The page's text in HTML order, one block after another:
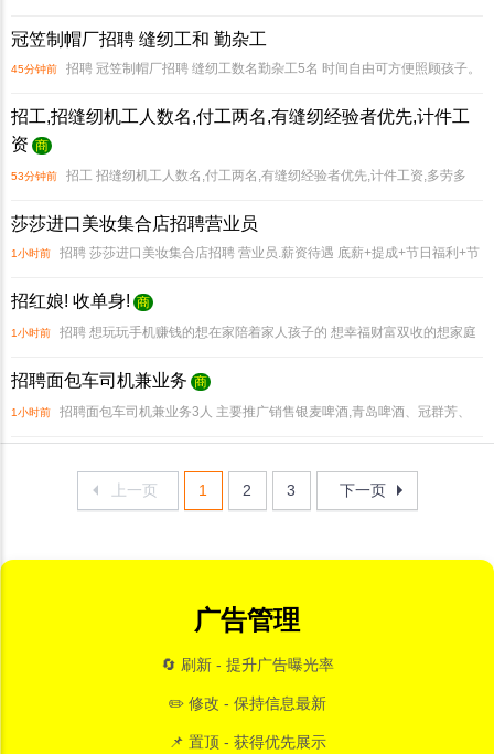
危化,早7.30到下午5点,中午
冠笠制帽厂招聘 缝纫工和 勤杂工
45分钟前 招聘 冠笠制帽厂招聘 缝纫工数名勤杂工5名 时间自由可方便照顾孩子。
2026.10.1 双
招工,招缝纫机工人数名,付工两名,有缝纫经验者优先,计件工
资 商
53分钟前 招工 招缝纫机工人数名,付工两名,有缝纫经验者优先,计件工资,多劳多
莎莎进口美妆集合店招聘营业员
1小时前 招聘 莎莎进口美妆集合店招聘 营业员.薪资待遇 底薪+提成+节日福利+节
招红娘! 收单身! 商
1小时前 招聘 想玩玩手机赚钱的想在家陪着家人孩子的 想幸福财富双收的想家庭
幸福你我她!转发朋友圈,到店领取精美礼品
招聘面包车司机兼业务 商
1小时前 招聘面包车司机兼业务3人 主要推广销售银麦啤酒,青岛啤酒、冠群芳、
雪碧可乐、喜爱果园果汁系列 招聘要求 年龄30岁以上,有责任 心,能吃苦耐劳,有经
验者 优先录取。工资 3000+提成+
上一页 1 2 3 下一页
广告管理
🔄 刷新 - 提升广告曝光率
✏️ 修改 - 保持信息最新
📌 置顶 - 获得优先展示